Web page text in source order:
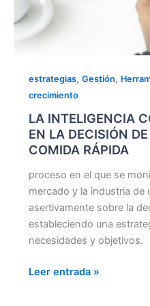
estrategias, Gestión,
crecimiento
LA INTELIGENCIA
EN LA DECISIÓN
COMIDA RÁPIDA
proceso en el que se
mercado y la industria de
asertivamente sobre la
estableciendo una
necesidades y objetivos.
Leer entrada »